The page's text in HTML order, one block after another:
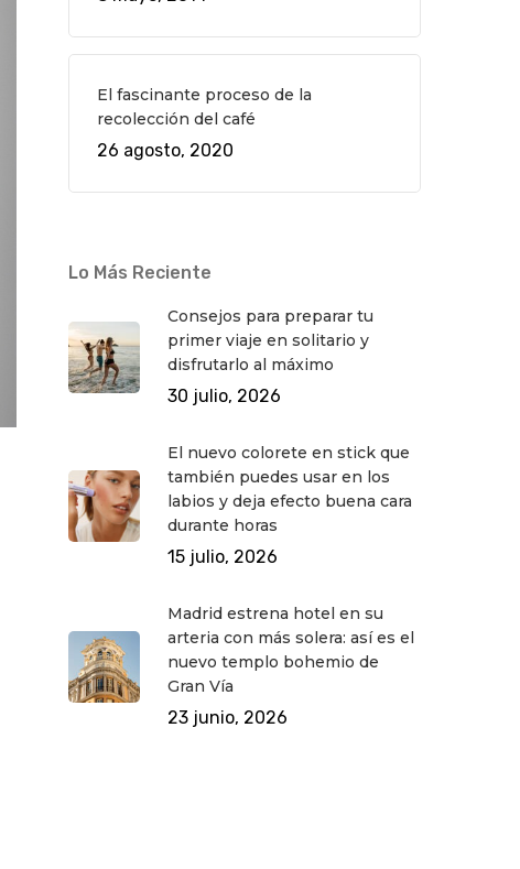
El fascinante proceso de la
recolección del café
26 agosto, 2020
Lo Más Reciente
Consejos para preparar tu
primer viaje en solitario y
disfrutarlo al máximo
30 julio, 2026
El nuevo colorete en stick que
también puedes usar en los
labios y deja efecto buena cara
durante horas
15 julio, 2026
Madrid estrena hotel en su
arteria con más solera: así es el
nuevo templo bohemio de
Gran Vía
23 junio, 2026